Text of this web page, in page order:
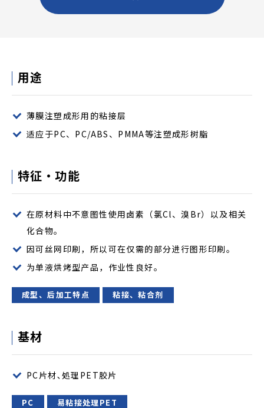
用途
薄膜注塑成形用的粘接层
适应于PC、PC/ABS、PMMA等注塑成形树脂
特征・功能
在原材料中不意图性使用卤素（氯Cl、溴Br）以及相关
化合物。
因可丝网印刷，所以可在仅需的部分进行图形印刷。
为单液烘烤型产品，作业性良好。
成型、后加工特点 粘接、粘合剂
基材
PC片材､処理PET胶片
PC 易粘接处理PET